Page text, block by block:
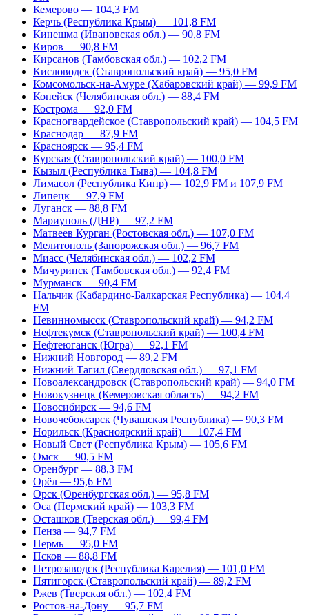
Кемерово — 104,3 FM
Керчь (Республика Крым) — 101,8 FM
Кинешма (Ивановская обл.) — 90,8 FM
Киров — 90,8 FM
Кирсанов (Тамбовская обл.) — 102,2 FM
Кисловодск (Ставропольский край) — 95,0 FM
Комсомольск-на-Амуре (Хабаровский край) — 99,9 FM
Копейск (Челябинская обл.) — 88,4 FM
Кострома — 92,0 FM
Красногвардейское (Ставропольский край) — 104,5 FM
Краснодар — 87,9 FM
Красноярск — 95,4 FM
Курская (Ставропольский край) — 100,0 FM
Кызыл (Республика Тыва) — 104,8 FM
Лимасол (Республика Кипр) — 102,9 FM и 107,9 FM
Липецк — 97,9 FM
Луганск — 88,8 FM
Мариуполь (ДНР) — 97,2 FM
Матвеев Курган (Ростовская обл.) — 107,0 FM
Мелитополь (Запорожская обл.) — 96,7 FM
Миасс (Челябинская обл.) — 102,2 FM
Мичуринск (Тамбовская обл.) — 92,4 FM
Мурманск — 90,4 FM
Нальчик (Кабардино-Балкарская Республика) — 104,4
FM
Невинномысск (Ставропольский край) — 94,2 FM
Нефтекумск (Ставропольский край) — 100,4 FM
Нефтеюганск (Югра) — 92,1 FM
Нижний Новгород — 89,2 FM
Нижний Тагил (Свердловская обл.) — 97,1 FM
Новоалександровск (Ставропольский край) — 94,0 FM
Новокузнецк (Кемеровская область) — 94,2 FM
Новосибирск — 94,6 FM
Новочебоксарск (Чувашская Республика) — 90,3 FM
Норильск (Красноярский край) — 107,4 FM
Новый Свет (Республика Крым) — 105,6 FM
Омск — 90,5 FM
Оренбург — 88,3 FM
Орёл — 95,6 FM
Орск (Оренбургская обл.) — 95,8 FM
Оса (Пермский край) — 103,3 FM
Осташков (Тверская обл.) — 99,4 FM
Пенза — 94,7 FM
Пермь — 95,0 FM
Псков — 88,8 FM
Петрозаводск (Республика Карелия) — 101,0 FM
Пятигорск (Ставропольский край) — 89,2 FM
Ржев (Тверская обл.) — 102,4 FM
Ростов-на-Дону — 95,7 FM